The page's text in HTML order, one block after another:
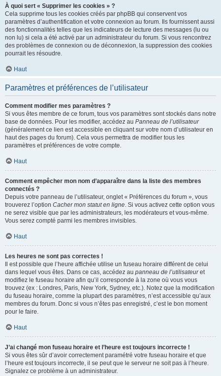
À quoi sert « Supprimer les cookies » ?
Cela supprime tous les cookies créés par phpBB qui conservent vos
paramètres d’authentification et votre connexion au forum. Ils fournissent aussi
des fonctionnalités telles que les indicateurs de lecture des messages (lu ou
non lu) si cela a été activé par un administrateur du forum. Si vous rencontrez
des problèmes de connexion ou de déconnexion, la suppression des cookies
pourrait les résoudre.
Haut
Paramètres et préférences de l’utilisateur
Comment modifier mes paramètres ?
Si vous êtes membre de ce forum, tous vos paramètres sont stockés dans notre
base de données. Pour les modifier, accédez au Panneau de l’utilisateur
(généralement ce lien est accessible en cliquant sur votre nom d’utilisateur en
haut des pages du forum). Cela vous permettra de modifier tous les
paramètres et préférences de votre compte.
Haut
Comment empêcher mon nom d’apparaître dans la liste des membres
connectés ?
Depuis votre panneau de l’utilisateur, onglet « Préférences du forum », vous
trouverez l’option Cacher mon statut en ligne. Si vous activez cette option vous
ne serez visible que par les administrateurs, les modérateurs et vous-même.
Vous serez compté parmi les membres invisibles.
Haut
Les heures ne sont pas correctes !
Il est possible que l’heure affichée utilise un fuseau horaire différent de celui
dans lequel vous êtes. Dans ce cas, accédez au panneau de l’utilisateuret
modifiez le fuseau horaire afin qu’il corresponde à la zone où vous vous
trouvez (ex : Londres, Paris, New York, Sydney, etc.). Notez que la modification
du fuseau horaire, comme la plupart des paramètres, n’est accessible qu’aux
membres du forum. Donc si vous n’êtes pas enregistré, c’est le bon moment
pour le faire.
Haut
J’ai changé mon fuseau horaire et l’heure est toujours incorrecte !
Si vous êtes sûr d’avoir correctement paramétré votre fuseau horaire et que
l’heure est toujours incorrecte, il se peut que le serveur ne soit pas à l’heure.
Signalez ce problème à un administrateur.